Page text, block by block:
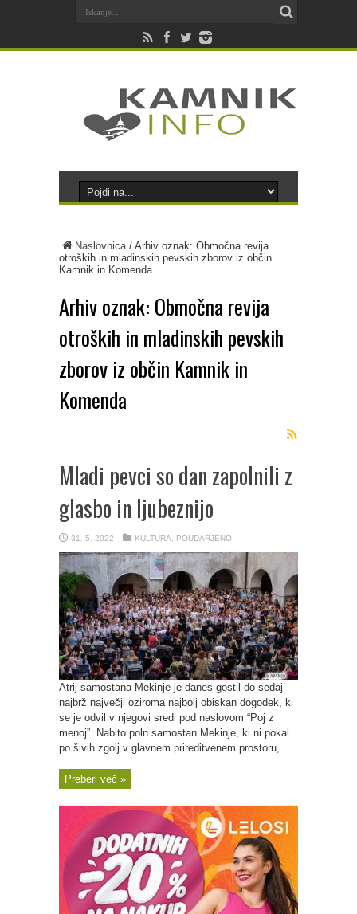
Naslovnica/ Arhiv oznak: Območna revija
otroških in mladinskih pevskih zborov iz občin
Kamnik in Komenda
Arhiv oznak: Območna revija
otroških in mladinskih pevskih
zborov iz občin Kamnik in
Komenda
Mladi pevci so dan zapolnili z
glasbo in ljubeznijo
31. 5. 2022 KULTURA POUDARJENO
Atrij samostana Mekinje je danes gostil do sedaj
najbrž največji oziroma najbolj obiskan dogodek, ki
se je odvil v njegovi sredi pod naslovom “Poj z
menoj”. Nabito poln samostan Mekinje, ki ni pokal
po šivih zgolj v glavnem prireditvenem prostoru, ...
Preberi več »